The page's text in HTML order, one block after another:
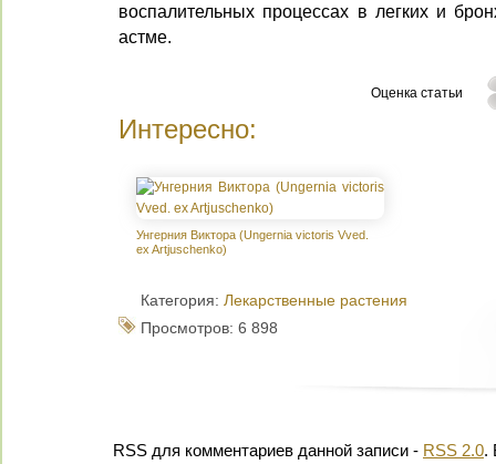
воспалительных процессах в легких и
астме.
Оценка статьи
Интересно:
Унгерния Виктора (Ungernia victoris Vved.
ex Artjuschenko)
Категория: Лекарственные растения
Просмотров: 6 898
RSS для комментариев данной записи - RSS 2.0.